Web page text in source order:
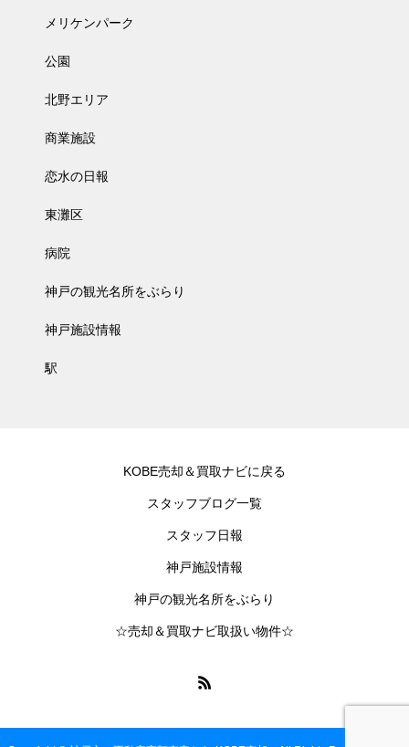
メリケンパーク
公園
北野エリア
商業施設
恋水の日報
東灘区
病院
神戸の観光名所をぶらり
神戸施設情報
駅
KOBE売却＆買取ナビに戻る
スタッフブログ一覧
スタッフ日報
神戸施設情報
神戸の観光名所をぶらり
☆売却＆買取ナビ取扱い物件☆